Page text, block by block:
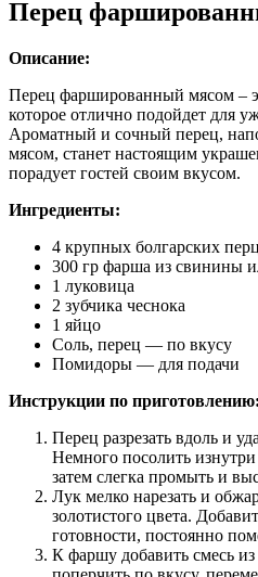
Перец
Описание:
Перец фаршированный мясом –
которое отлично подойдет для
Ароматный и сочный перец,
мясом, станет настоящим
порадует гостей своим вкусом.
Ингредиенты:
4 крупных болгарских
300 гр фарша из свинины
1 луковица
2 зубчика чеснока
1 яйцо
Соль, перец — по вкусу
Помидоры — для подачи
Инструкции по приготовлению:
Перец разрезать вдоль и
Немного посолить
затем слегка промыть и
Лук мелко нарезать и
золотистого цвета.
готовности, постоянно
К фаршу добавить смесь